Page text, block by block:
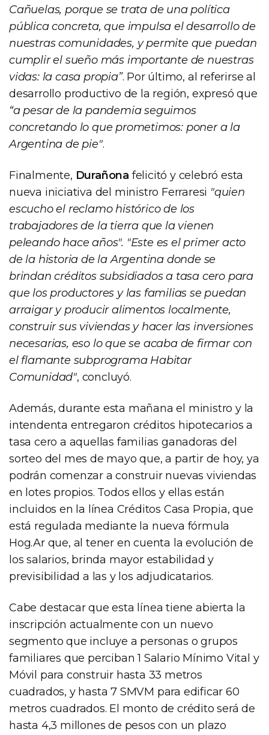
Cañuelas, porque se trata de una política
pública concreta, que impulsa el desarrollo de
nuestras comunidades, y permite que puedan
cumplir el sueño más importante de nuestras
vidas: la casa propia”. Por último, al referirse al
desarrollo productivo de la región, expresó que
“a pesar de la pandemia seguimos
concretando lo que prometimos: poner a la
Argentina de pie".
Finalmente, Durañona felicitó y celebró esta
nueva iniciativa del ministro Ferraresi "quien
escucho el reclamo histórico de los
trabajadores de la tierra que la vienen
peleando hace años". "Este es el primer acto
de la historia de la Argentina donde se
brindan créditos subsidiados a tasa cero para
que los productores y las familias se puedan
arraigar y producir alimentos localmente,
construir sus viviendas y hacer las inversiones
necesarias, eso lo que se acaba de firmar con
el flamante subprograma Habitar
Comunidad", concluyó.
Además, durante esta mañana el ministro y la
intendenta entregaron créditos hipotecarios a
tasa cero a aquellas familias ganadoras del
sorteo del mes de mayo que, a partir de hoy, ya
podrán comenzar a construir nuevas viviendas
en lotes propios. Todos ellos y ellas están
incluidos en la línea Créditos Casa Propia, que
está regulada mediante la nueva fórmula
Hog.Ar que, al tener en cuenta la evolución de
los salarios, brinda mayor estabilidad y
previsibilidad a las y los adjudicatarios.
Cabe destacar que esta línea tiene abierta la
inscripción actualmente con un nuevo
segmento que incluye a personas o grupos
familiares que perciban 1 Salario Mínimo Vital y
Móvil para construir hasta 33 metros
cuadrados, y hasta 7 SMVM para edificar 60
metros cuadrados. El monto de crédito será de
hasta 4,3 millones de pesos con un plazo